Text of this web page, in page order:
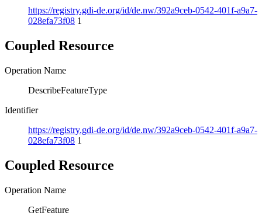
https://registry.gdi-de.org/id/de.nw/392a9ceb-0542-401f-a9a7-
028efa73f08 1
Coupled Resource
Operation Name
DescribeFeatureType
Identifier
https://registry.gdi-de.org/id/de.nw/392a9ceb-0542-401f-a9a7-
028efa73f08 1
Coupled Resource
Operation Name
GetFeature